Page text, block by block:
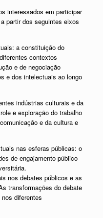
interessados em participar
partir dos seguintes eixos
a constituição do
contextos
e de negociação
e dos intelectuais ao longo
indústrias culturais e da
e exploração do trabalho
e da cultura e
nas esferas públicas: o
de engajamento público
nos debates públicos e as
transformações do debate
diferentes